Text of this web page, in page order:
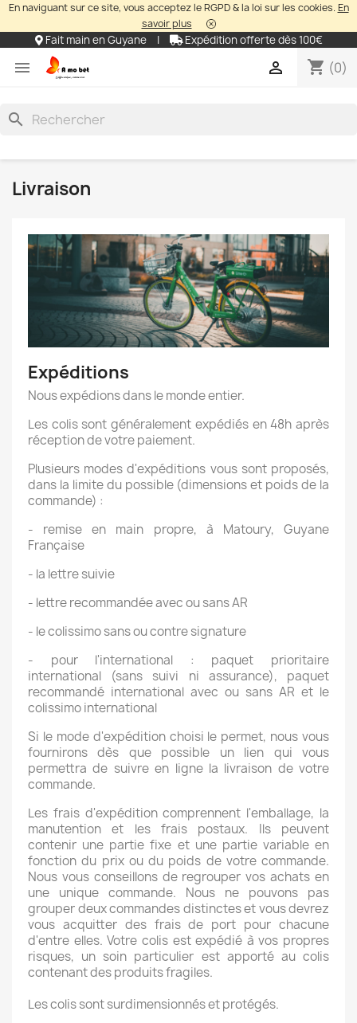
En naviguant sur ce site, vous acceptez le RGPD & la loi sur les cookies.En
savoir plus
Fait main en Guyane | Expédition offerte dès 100€
 shopping_cart (0)

search
Livraison
Expéditions
Nous expédions dans le monde entier.
Les colis sont généralement expédiés en 48h après
réception de votre paiement.
Plusieurs modes d'expéditions vous sont proposés,
dans la limite du possible (dimensions et poids de la
commande) :
- remise en main propre, à Matoury, Guyane
Française
- la lettre suivie
- lettre recommandée avec ou sans AR
- le colissimo sans ou contre signature
- pour l'international : paquet prioritaire
international (sans suivi ni assurance), paquet
recommandé international avec ou sans AR et le
colissimo international
Si le mode d'expédition choisi le permet, nous vous
fournirons dès que possible un lien qui vous
permettra de suivre en ligne la livraison de votre
commande.
Les frais d'expédition comprennent l'emballage, la
manutention et les frais postaux. Ils peuvent
contenir une partie fixe et une partie variable en
fonction du prix ou du poids de votre commande.
Nous vous conseillons de regrouper vos achats en
une unique commande. Nous ne pouvons pas
grouper deux commandes distinctes et vous devrez
vous acquitter des frais de port pour chacune
d'entre elles. Votre colis est expédié à vos propres
risques, un soin particulier est apporté au colis
contenant des produits fragiles.
Les colis sont surdimensionnés et protégés.